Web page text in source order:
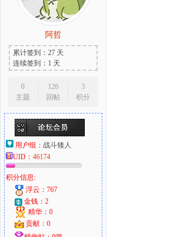
阿哲
累计签到：27 天
连续签到：1 天
0
主题
126
回帖
3
积分
用户组： 战斗矮人
UID： 46174
积分信息:
浮云：767
金钱：2
精华：0
贡献：0